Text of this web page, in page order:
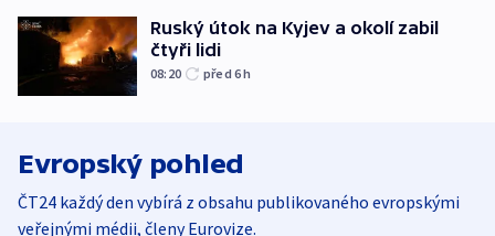
Ruský útok na Kyjev a okolí zabil
čtyři lidi
08:20 před 6h
Evropský pohled
ČT24 každý den vybírá z obsahu publikovaného evropskými
veřejnými médii, členy Eurovize.